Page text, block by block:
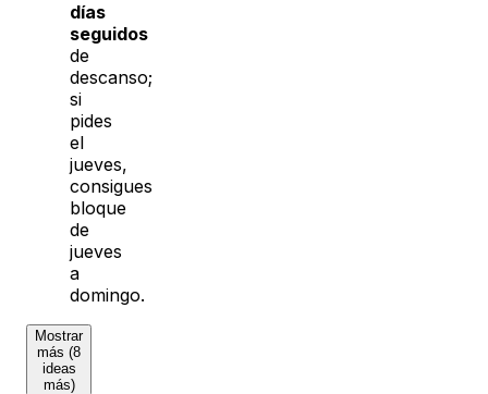
días
seguidos
de
descanso;
si
pides
el
jueves,
consigues
bloque
de
jueves
a
domingo.
Mostrar
más (8
ideas
más)